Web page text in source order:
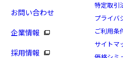
[アウトレット価格
商品番号：ZJ241007-43A1/フ
(クリア)/単価：￥10,080
お問い合わせ
企業情報
採用情報
特定取引
プライバ
ご利用条
サイトマ